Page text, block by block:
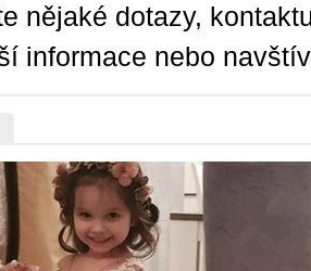
nějaké dotazy,
informace nebo